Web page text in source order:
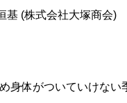
基 (株式会社大塚商会)
身体がついていけな